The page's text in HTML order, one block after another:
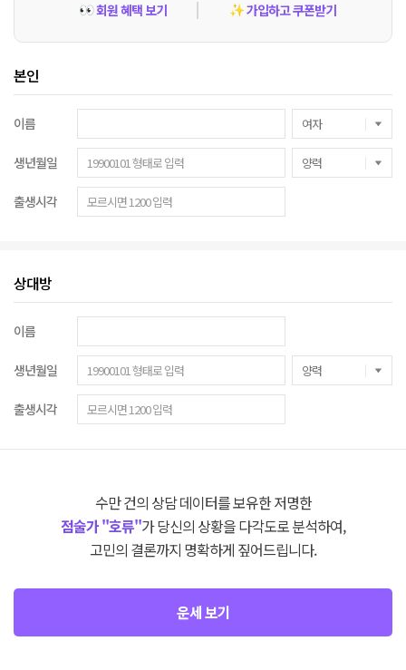
👀회원 혜택 보기 ✨가입하고 쿠폰받기
본인
이름
생년월일
출생시각
상대방
이름
생년월일
출생시각
수만 건의 상담 데이터를 보유한 저명한
점술가 "호류"가 당신의 상황을 다각도로 분석하여,
고민의 결론까지 명확하게 짚어드립니다.
운세 보기